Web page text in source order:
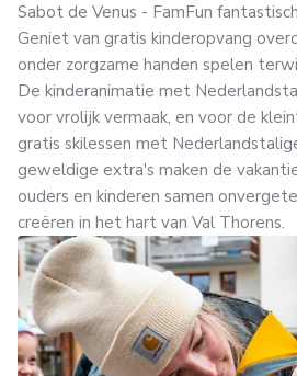
Sabot de Venus - FamFun
Geniet van gratis kinderopvang
onder zorgzame handen spelen
De kinderanimatie met
voor vrolijk vermaak, en voor de
gratis skilessen met
geweldige extra's maken de
ouders en kinderen samen
creëren in het hart van Val Thorens.